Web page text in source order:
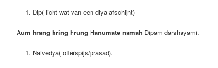
Dip( licht wat van een diya afschijnt)
Aum hrang hring hrung Hanumate namah Dipam darshayami.
Naivedya( offerspijs/prasad).